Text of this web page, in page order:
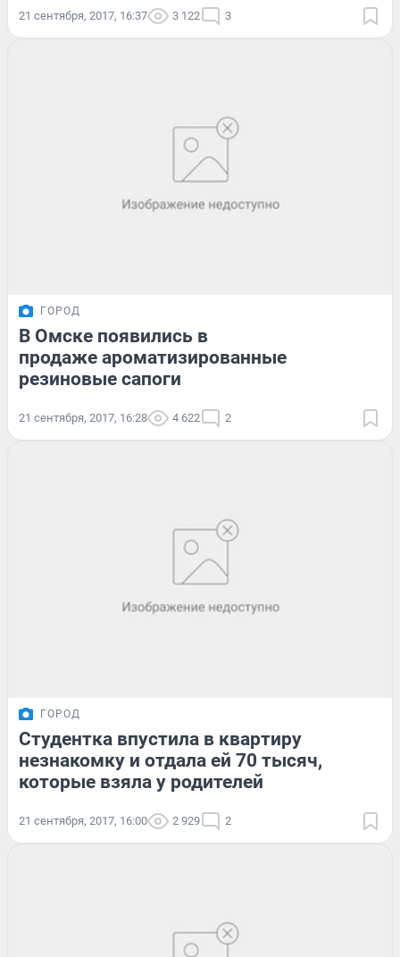
21 сентября, 2017, 16:37 3 122 3
ГОРОД
В Омске появились в
продаже ароматизированные
резиновые сапоги
21 сентября, 2017, 16:28 4 622 2
ГОРОД
Студентка впустила в квартиру
незнакомку и отдала ей 70 тысяч,
которые взяла у родителей
21 сентября, 2017, 16:00 2 929 2